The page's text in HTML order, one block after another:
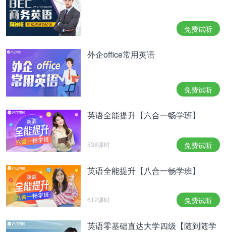
免费试听
外企office常用英语
免费试听
英语全能提升【六合一畅学班】
538课时 免费试听
英语全能提升【八合一畅学班】
612课时 免费试听
英语零基础直达大学四级【随到随学